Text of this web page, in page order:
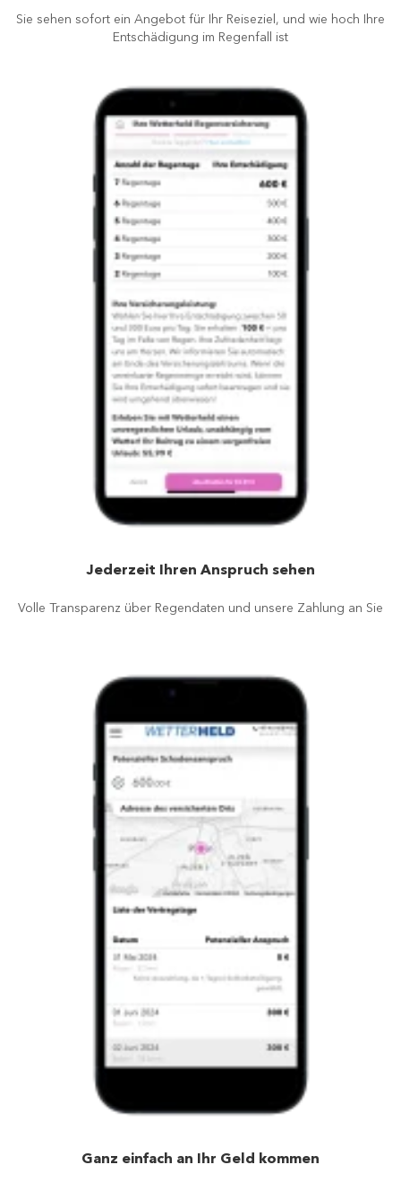
Sie sehen sofort ein Angebot für Ihr Reiseziel, und wie hoch Ihre
Entschädigung im Regenfall ist
Jederzeit Ihren Anspruch sehen
Volle Transparenz über Regendaten und unsere Zahlung an Sie
Ganz einfach an Ihr Geld kommen